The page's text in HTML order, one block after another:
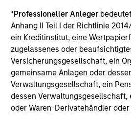
*Professioneller Anleger
Anhang II Teil I der Richtlinie
ein Kreditinstitut, eine
zugelassenes oder
Versicherungsgesellschaft, ein
gemeinsame Anlagen oder
Verwaltungsgesellschaft, ein
dessen Verwaltungsgesellschaft,
oder Waren-Derivatehändler
zuwiderlaufen würde.
Je höher die Kategorie (1-7), desto
Ertrag, aber auch das Risiko, den
Betrag zu verlieren. Kategorie 1
um eine risikofreie Anlage handelt.
BasisInformationsBlatt („BIB“) des
die Risikoeinstufungen und -
Anlageklassen enthalten.
DasMorningstar Rating™(Sterne-